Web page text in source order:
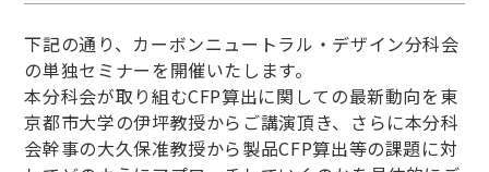
下記の通り、カーボンニュートラル・デザイン分科会
の単独セミナーを開催いたします。
本分科会が取り組むCFP算出に関しての最新動向を東
京都市大学の伊坪教授からご講演頂き、さらに本分科
会幹事の大久保准教授から製品CFP算出等の課題に対